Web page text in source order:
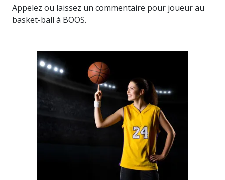
Appelez ou laissez un commentaire pour joueur au
basket-ball à BOOS.